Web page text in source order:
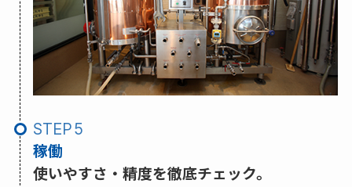
STEP
稼働
使いやすさ・精度を徹底チェック。